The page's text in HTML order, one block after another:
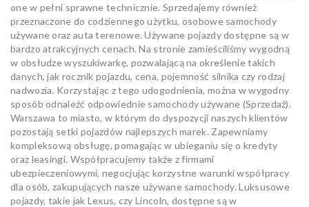
one w pełni sprawne technicznie. Sprzedajemy również
przeznaczone do codziennego użytku, osobowe samochody
używane oraz auta terenowe. Używane pojazdy dostępne są w
bardzo atrakcyjnych cenach. Na stronie zamieściliśmy wygodną
w obsłudze wyszukiwarkę, pozwalającą na określenie takich
danych, jak rocznik pojazdu, cena, pojemność silnika czy rodzaj
nadwozia. Korzystając z tego udogodnienia, można w wygodny
sposób odnaleźć odpowiednie samochody używane (Sprzedaż).
Warszawa to miasto, w którym do dyspozycji naszych klientów
pozostają setki pojazdów najlepszych marek. Zapewniamy
kompleksową obsługę, pomagając w ubieganiu się o kredyty
oraz leasingi. Współpracujemy także z firmami
ubezpieczeniowymi, negocjując korzystne warunki współpracy
dla osób, zakupujących nasze używane samochody. Luksusowe
pojazdy, takie jak Lexus, czy Lincoln, dostępne są w